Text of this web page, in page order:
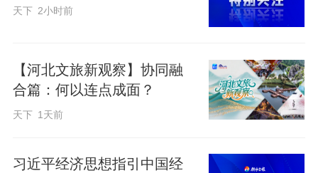
天下 2小时前
【河北文旅新观察】协同融
合篇：何以连点成面？
天下 1天前
习近平经济思想指引中国经